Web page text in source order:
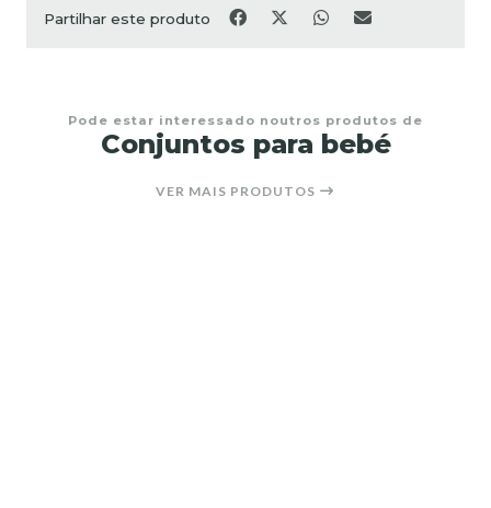
Partilhar este produto
Pode estar interessado noutros produtos de
Conjuntos para bebé
VER MAIS PRODUTOS